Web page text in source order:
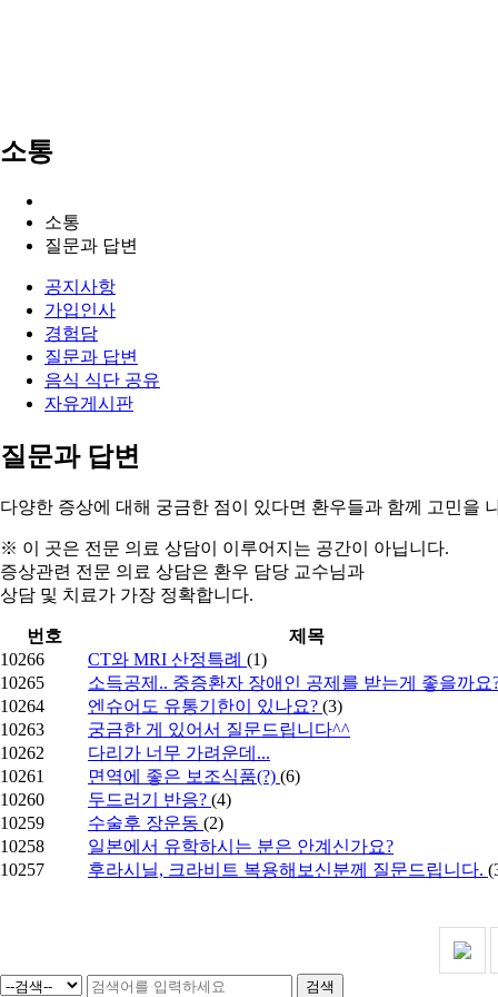
소통
소통
질문과 답변
공지사항
가입인사
경험담
질문과 답변
음식 식단 공유
자유게시판
질문과 답변
다양한 증상에 대해 궁금한 점이 있다면 환우들과 함께 고민을
※ 이 곳은 전문 의료 상담이 이루어지는 공간이 아닙니다.
증상관련 전문 의료 상담은 환우 담당 교수님과
상담 및 치료가 가장 정확합니다.
번호
제목
10266
CT와 MRI 산정특례 (1)
10265
소득공제.. 중증환자 장애인 공제를 받는게 좋을까요
10264
엔슈어도 유통기한이 있나요? (3)
10263
궁금한 게 있어서 질문드립니다^^
10262
다리가 너무 가려운데...
10261
면역에 좋은 보조식품(?) (6)
10260
두드러기 반응? (4)
10259
수술후 장운동 (2)
10258
일본에서 유학하시는 분은 안계신가요?
10257
후라시닐, 크라비트 복용해보신분께 질문드립니다.
검색